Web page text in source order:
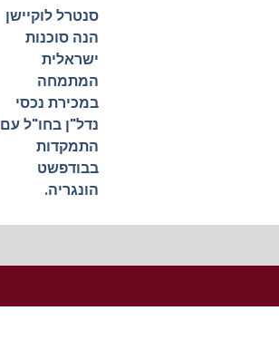
סנטרל לוקיישן
הנה סוכנות
ישראלית
המתמחה
במכירת נכסי
נדל"ן בחו"ל עם
התמקדות
בבודפשט
הונגריה.